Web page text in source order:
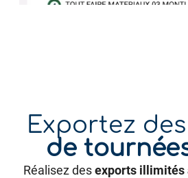
Exportez des
de
Réalisez desexports illimités